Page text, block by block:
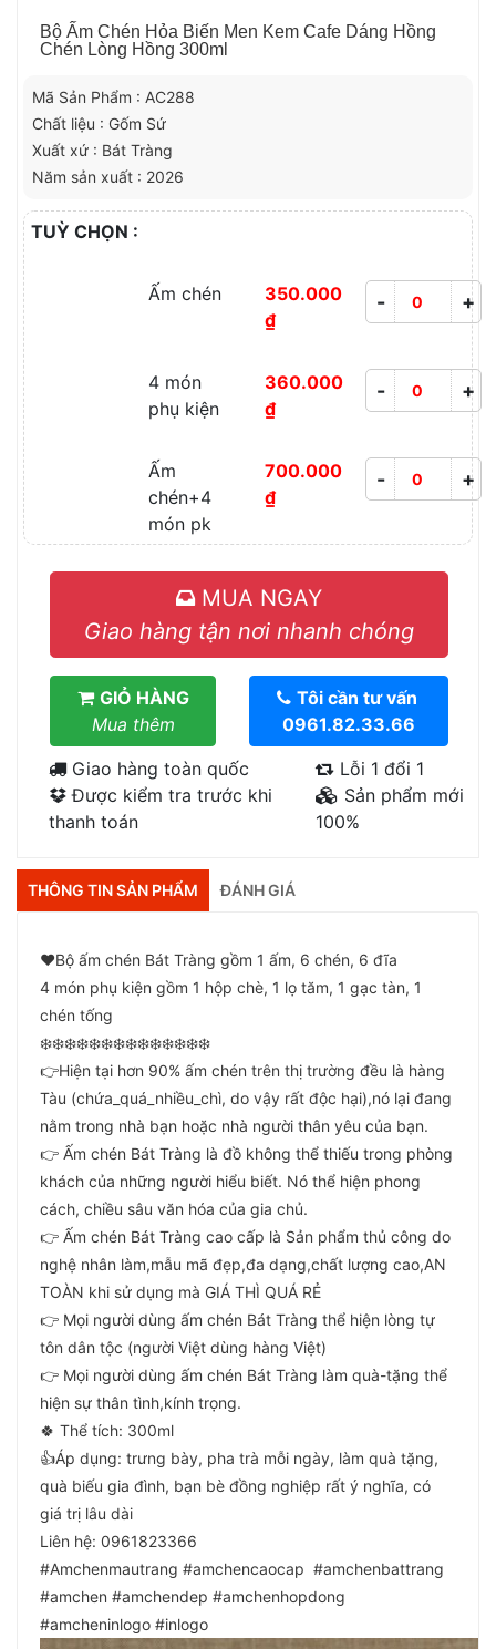
Bộ Ấm Chén Hỏa Biến Men Kem Cafe Dáng Hồng
Chén Lòng Hồng 300ml
Mã Sản Phẩm : AC288
Chất liệu : Gốm Sứ
Xuất xứ : Bát Tràng
Năm sản xuất : 2026
TUỲ CHỌN :
Ấm chén
350.000
₫
- +
4 món
phụ kiện
360.000
₫
- +
Ấm
chén+4
món pk
700.000
₫
- +
MUA NGAY
Giao hàng tận nơi nhanh chóng
GIỎ HÀNG
Mua thêm
Tôi cần tư vấn
0961.82.33.66
Giao hàng toàn quốc
Được kiểm tra trước khi
thanh toán
Lỗi 1 đổi 1
Sản phẩm mới
100%
THÔNG TIN SẢN PHẨM ĐÁNH GIÁ
❤️Bộ ấm chén Bát Tràng gồm 1 ấm, 6 chén, 6 đĩa
4 món phụ kiện gồm 1 hộp chè, 1 lọ tăm, 1 gạc tàn, 1
chén tống
❄️❄️❄️❄️❄️❄️❄️❄️❄️❄️❄️❄️❄️❄️
👉Hiện tại hơn 90% ấm chén trên thị trường đều là hàng
Tàu (chứa_quá_nhiều_chì, do vậy rất độc hại),nó lại đang
nằm trong nhà bạn hoặc nhà người thân yêu của bạn.
👉 Ấm chén Bát Tràng là đồ không thể thiếu trong phòng
khách của những người hiểu biết. Nó thể hiện phong
cách, chiều sâu văn hóa của gia chủ.
👉 Ấm chén Bát Tràng cao cấp là Sản phẩm thủ công do
nghệ nhân làm,mẫu mã đẹp,đa dạng,chất lượng cao,AN
TOÀN khi sử dụng mà GIÁ THÌ QUÁ RẺ
👉 Mọi người dùng ấm chén Bát Tràng thể hiện lòng tự
tôn dân tộc (người Việt dùng hàng Việt)
👉 Mọi người dùng ấm chén Bát Tràng làm quà-tặng thể
hiện sự thân tình,kính trọng.
🍀 Thể tích: 300ml
👍Áp dụng: trưng bày, pha trà mỗi ngày, làm quà tặng,
quà biếu gia đình, bạn bè đồng nghiệp rất ý nghĩa, có
giá trị lâu dài
Liên hệ: 0961823366
#Amchenmautrang #amchencaocap #amchenbattrang
#amchen #amchendep #amchenhopdong
#amcheninlogo #inlogo